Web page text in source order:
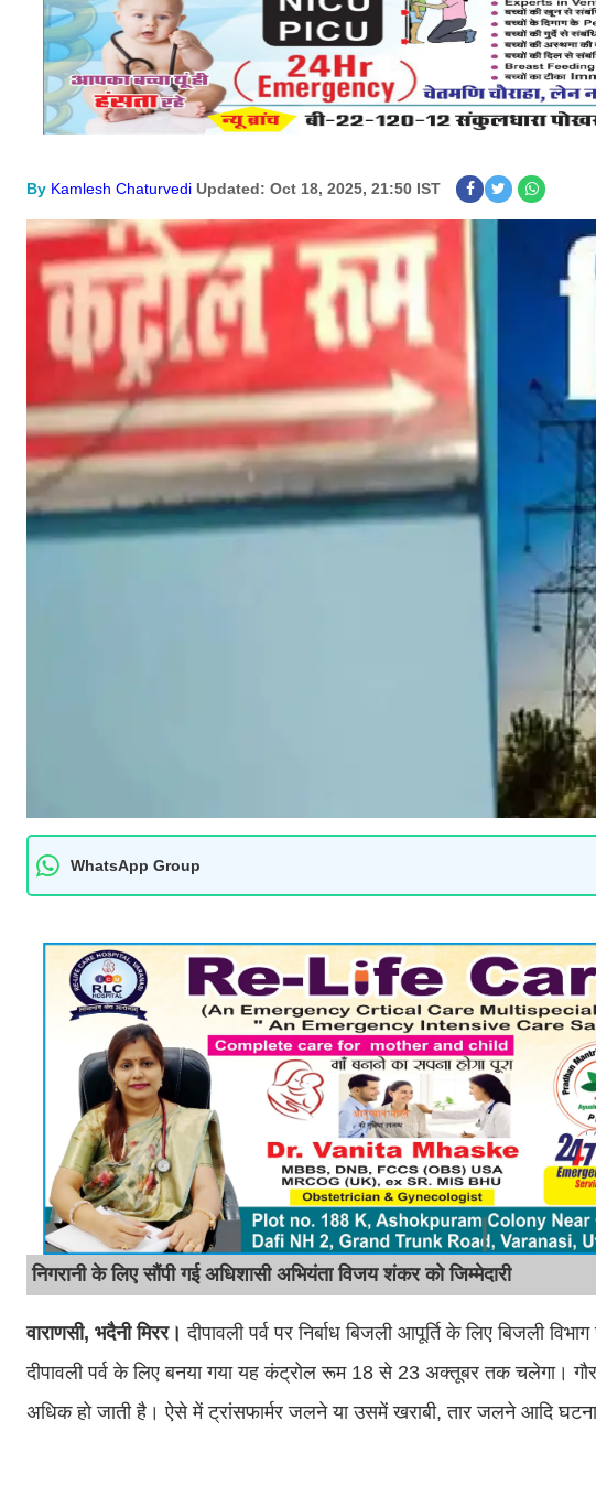
By Kamlesh Chaturvedi Updated: Oct 18, 2025, 21:50 IST
WhatsApp Group
निगरानी के लिए सौंपी गई अधिशासी अभियंता विजय शंकर को जिम्मेदारी
वाराणसी, भदैनी मिरर। दीपावली पर्व पर निर्बाध बिजली आपूर्ति के लिए बिजली
दीपावली पर्व के लिए बनया गया यह कंट्रोल रूम 18 से 23 अक्तूबर तक चलेगा।
अधिक हो जाती है। ऐसे में ट्रांसफार्मर जलने या उसमें खराबी, तार जलने आदि